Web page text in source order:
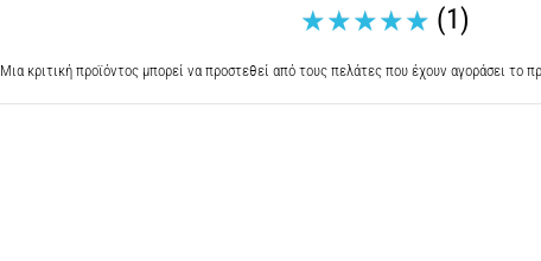
(1)
Μια κριτική προϊόντος μπορεί να προστεθεί από τους πελάτες που έχουν αγοράσει το